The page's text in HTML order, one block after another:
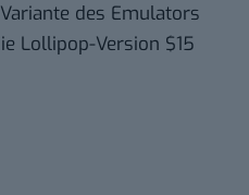
des Emulators
Lollipop-Version $15